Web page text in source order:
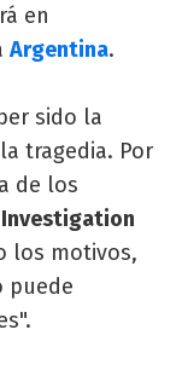
en
Argentina.
sido la
tragedia. Por
de los
los motivos,
puede